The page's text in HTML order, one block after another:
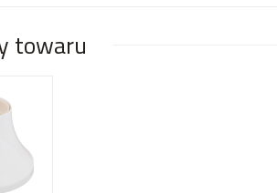
towaru